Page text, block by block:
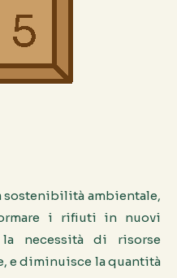
sostenibilità ambientale,
i rifiuti in nuovi
necessità di risorse
e diminuisce la quantità